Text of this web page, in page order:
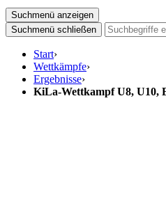
Suchmenü anzeigen
Suchmenü schließen
Start›
Wettkämpfe›
Ergebnisse›
KiLa-Wettkampf U8, U10,